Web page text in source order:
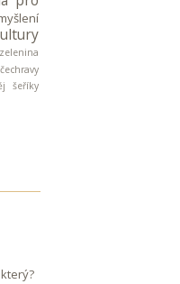
čechravy
šeříky